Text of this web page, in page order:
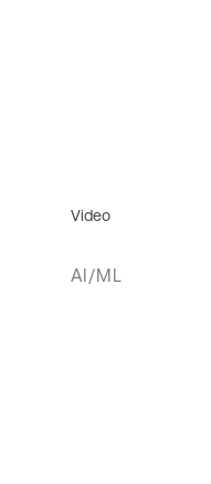
Video
AI/ML